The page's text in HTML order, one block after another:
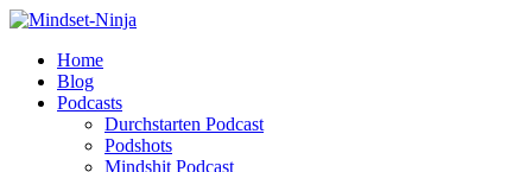
Home
Blog
Podcasts
Durchstarten Podcast
Podshots
Mindshit Podcast